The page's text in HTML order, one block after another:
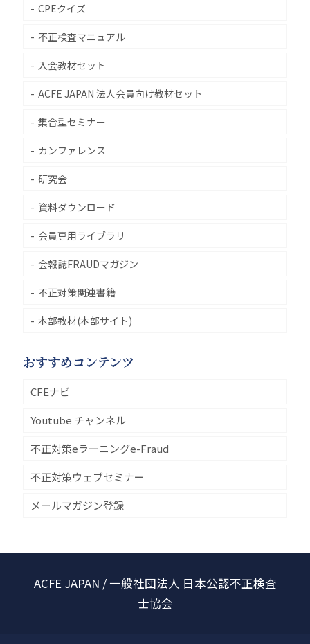
CPEクイズ
不正検査マニュアル
入会教材セット
ACFE JAPAN 法人会員向け教材セット
集合型セミナー
カンファレンス
研究会
資料ダウンロード
会員専用ライブラリ
会報誌FRAUDマガジン
不正対策関連書籍
本部教材(本部サイト)
おすすめコンテンツ
CFEナビ
Youtube チャンネル
不正対策eラーニングe-Fraud
不正対策ウェブセミナー
メールマガジン登録
ACFE JAPAN / 一般社団法人 日本公認不正検査
士協会